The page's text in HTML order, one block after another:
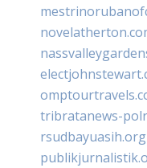
tribratanews-
rsudbayuasih.org